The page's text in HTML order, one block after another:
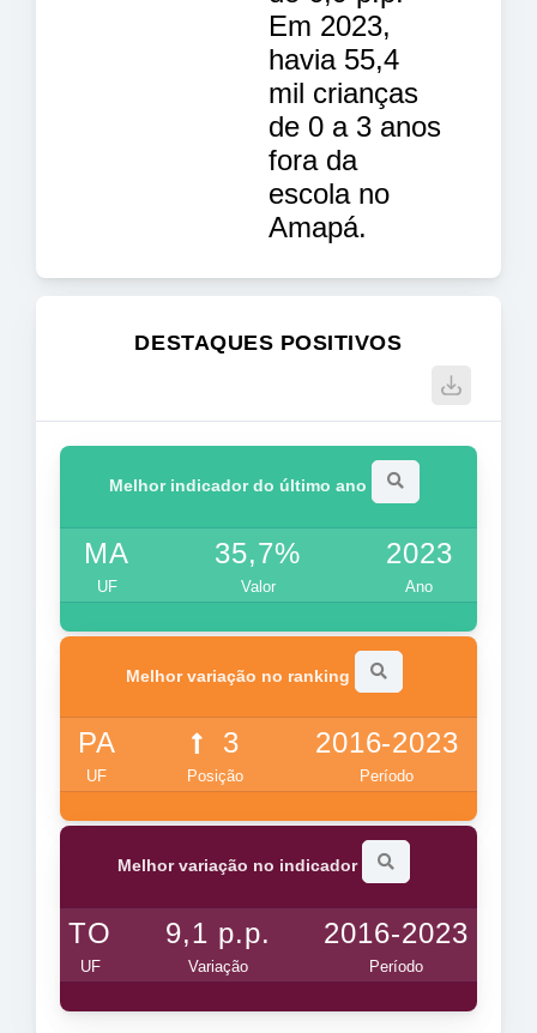
Em 2023,
havia 55,4
mil crianças
de 0 a 3 anos
fora da
escola no
Amapá.
DESTAQUES POSITIVOS
Melhor indicador do último ano
MA
UF
35,7%
Valor
2023
Ano
Melhor variação no ranking
PA
UF
3
Posição
2016-2023
Período
Melhor variação no indicador
TO
UF
9,1 p.p.
Variação
2016-2023
Período